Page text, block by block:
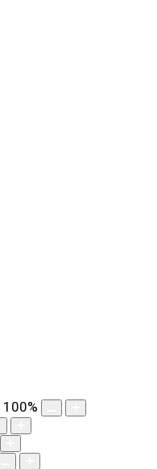
100%